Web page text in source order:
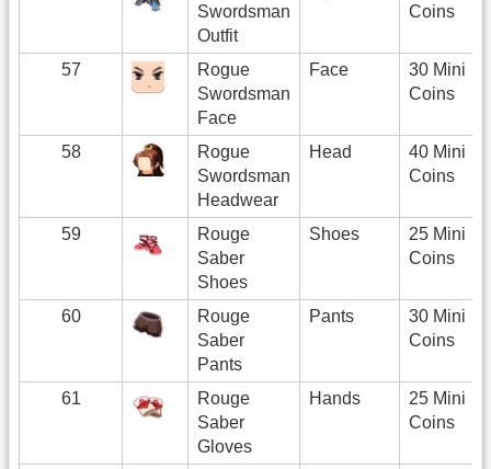
Swordsman
Outfit
Coins
57
Rogue
Swordsman
Face
Face
30 Mini
Coins
58
Rogue
Swordsman
Headwear
Head
40 Mini
Coins
59
Rouge
Saber
Shoes
Shoes
25 Mini
Coins
60
Rouge
Saber
Pants
Pants
30 Mini
Coins
61
Rouge
Saber
Gloves
Hands
25 Mini
Coins